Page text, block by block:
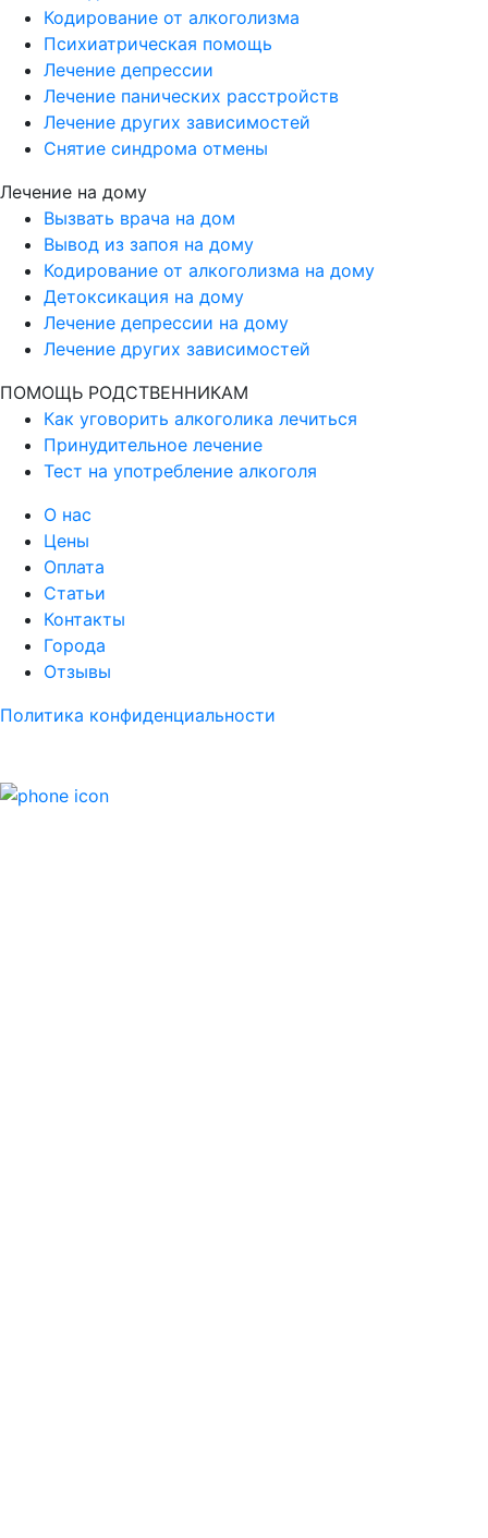
Кодирование от алкоголизма
Психиатрическая помощь
Лечение депрессии
Лечение панических расстройств
Лечение других зависимостей
Снятие синдрома отмены
Лечение на дому
Вызвать врача на дом
Вывод из запоя на дому
Кодирование от алкоголизма на дому
Детоксикация на дому
Лечение депрессии на дому
Лечение других зависимостей
ПОМОЩЬ РОДСТВЕННИКАМ
Как уговорить алкоголика лечиться
Принудительное лечение
Тест на употребление алкоголя
О нас
Цены
Оплата
Статьи
Контакты
Города
Отзывы
Политика конфиденциальности